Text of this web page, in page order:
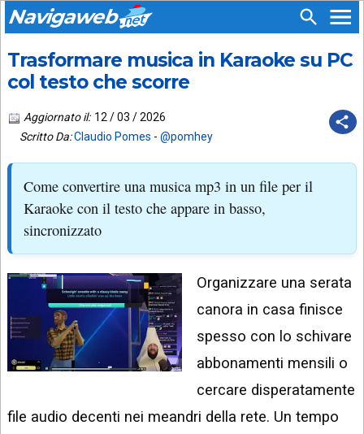
Navigaweb
HOME
SIAMO
SUPPORTO
CONTATTA
PIÙ
LETTI
ULTIMI
ARCHIVIO
VIDEO
ARGOMENTI:
SEGUICI
SU:
APP
ANDROID
EMAIL
TIKTOK
YOUTUBE
X
INSTAGRAM
NEWS
Trasformare musica in Karaoke su PC
col testo che scorre
Aggiornato il: 12 / 03 / 2026
Scritto Da:Claudio Pomes - @pomhey
Come convertire una musica mp3 in un file per il
Karaoke con il testo che appare in basso,
sincronizzato
Organizzare una serata
canora in casa finisce
spesso con lo schivare
abbonamenti mensili o
cercare disperatamente
file audio decenti nei meandri della rete. Un tempo